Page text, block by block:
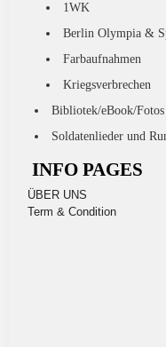
1WK
Berlin Olympia &
Farbaufnahmen
Kriegsverbrechen
Bibliotek/eBook/Fotos
Soldatenlieder und
INFO PAGES
ÜBER UNS
Term & Condition